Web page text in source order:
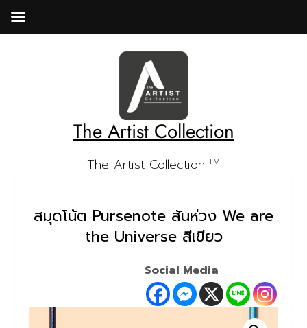
The Artist Collection
The Artist Collection TM
สมุดโน้ต Pursenote สันห่วง We are
the Universe สีเขียว
Social Media